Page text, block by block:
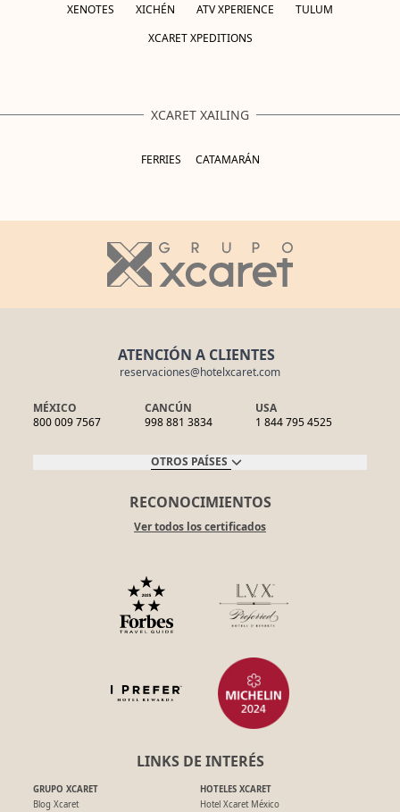
XENOTES XICHÉN ATV XPERIENCE
TULUM
XCARET XPEDITIONS
XCARET XAILING
FERRIES CATAMARÁN
ATENCIÓN A CLIENTES
reservaciones@hotelxcaret.com
MÉXICO
800 009 7567
CANCÚN
998 881 3834
USA
1 844 795 4525
OTROS PAÍSES
RECONOCIMIENTOS
Ver todos los certificados
LINKS DE INTERÉS
GRUPO XCARET
Blog Xcaret
HOTELES XCARET
Hotel Xcaret México